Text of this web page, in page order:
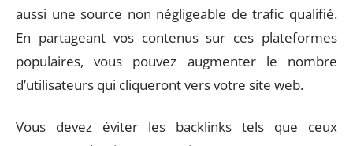
aussi une source non négligeable de trafic qualifié.
En partageant vos contenus sur ces plateformes
populaires, vous pouvez augmenter le nombre
d’utilisateurs qui cliqueront vers votre site web.
Vous devez éviter les backlinks tels que ceux